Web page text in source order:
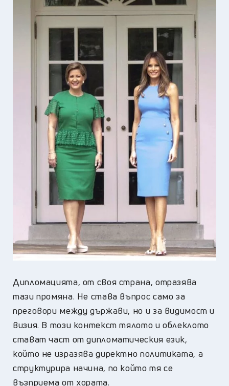
Дипломацията, от своя страна, отразява
тази промяна. Не става въпрос само за
преговори между държави, но и за видимост и
визия. В този контекст тялото и облеклото
стават част от дипломатическия език,
който не изразява директно политиката, а
структурира начина, по който тя се
възприема от хората.